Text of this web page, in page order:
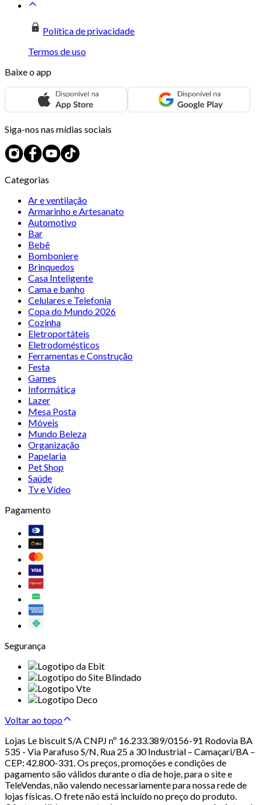
Política de privacidade
Termos de uso
Baixe o app
Siga-nos nas mídias sociais
Categorias
Ar e ventilação
Armarinho e Artesanato
Automotivo
Bar
Bebê
Bomboniere
Brinquedos
Casa Inteligente
Cama e banho
Celulares e Telefonia
Copa do Mundo 2026
Cozinha
Eletroportáteis
Eletrodomésticos
Ferramentas e Construção
Festa
Games
Informática
Lazer
Mesa Posta
Móveis
Mundo Beleza
Organização
Papelaria
Pet Shop
Saúde
Tv e Vídeo
Pagamento
Segurança
Voltar ao topo
Lojas Le biscuit S/A CNPJ nº 16.233.389/0156-91 Rodovia BA
535 - Via Parafuso S/N, Rua 25 a 30 Industrial – Camaçari/BA –
CEP: 42.800-331. Os preços, promoções e condições de
pagamento são válidos durante o dia de hoje, para o site e
TeleVendas, não valendo necessariamente para nossa rede de
lojas físicas. O frete não está incluído no preço do produto.